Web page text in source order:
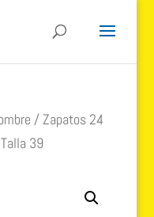
/ Zapatos 24
39